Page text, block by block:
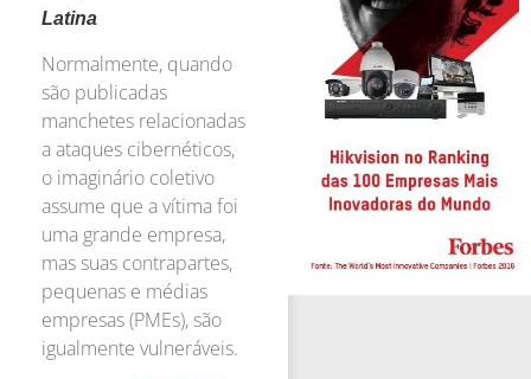
Latina
Normalmente, quando
são publicadas
manchetes relacionadas
a ataques cibernéticos,
o imaginário coletivo
assume que a vítima foi
uma grande empresa,
mas suas contrapartes,
pequenas e médias
empresas (PMEs), são
igualmente vulneráveis.